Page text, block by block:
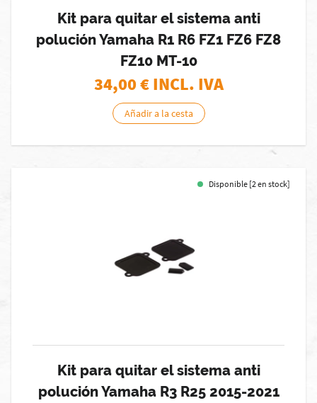
Kit para quitar el sistema anti
polución Yamaha R1 R6 FZ1 FZ6 FZ8
FZ10 MT-10
34,00€ INCL. IVA
Añadir a la cesta
Disponible [2 en stock]
Kit para quitar el sistema anti
polución Yamaha R3 R25 2015-2021